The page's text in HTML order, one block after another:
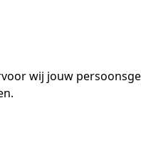
wij jouw